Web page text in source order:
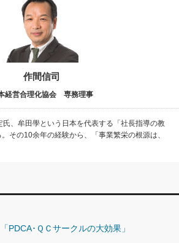
作間信司
経営合理化協会 専務理事
、牟田學という日本を代表する「社長指導の教
その10余年の経験から、「事業繁栄の根源は、
PDCA･ＱＣサークルの大効果」